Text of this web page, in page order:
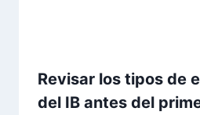
Revisar los tipos de
del IB antes del